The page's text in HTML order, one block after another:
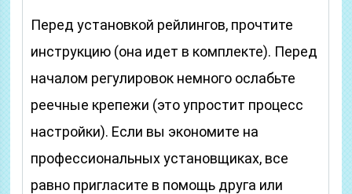
Перед установкой рейлингов, прочтите
инструкцию (она идет в комплекте). Перед
началом регулировок немного ослабьте
реечные крепежи (это упростит процесс
настройки). Если вы экономите на
профессиональных установщиках, все
равно пригласите в помощь друга или